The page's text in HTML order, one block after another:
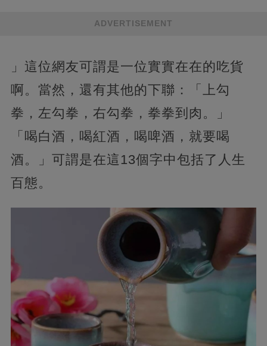
ADVERTISEMENT
」這位網友可謂是一位實實在在的吃貨
啊。當然，還有其他的下聯：「上勾
拳，左勾拳，右勾拳，拳拳到肉。」
「喝白酒，喝紅酒，喝啤酒，就要喝
酒。」可謂是在這13個字中包括了人生
百態。